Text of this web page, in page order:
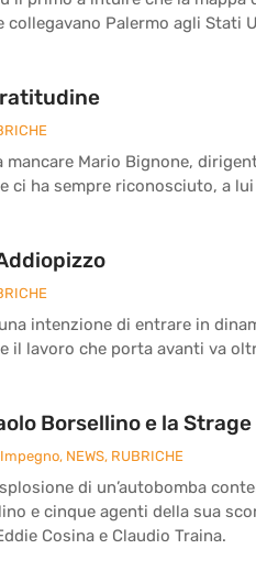
Palermo agli Stati
Mario Bignone,
ci ha sempre riconosciuto, a
intenzione di entrare in
il lavoro che porta avanti va
Borsellino e la Strage
, NEWS, RUBRICHE
di un’autobomba
e cinque agenti della sua
Cosina e Claudio Traina.